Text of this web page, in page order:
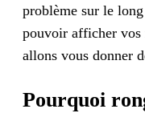
problème sur le
pouvoir afficher vos
allons vous donner
Pourquoi